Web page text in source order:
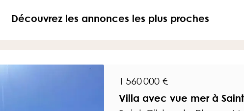
Découvrez les annonces les plus proches
1 560 000 €
Villa avec vue mer à